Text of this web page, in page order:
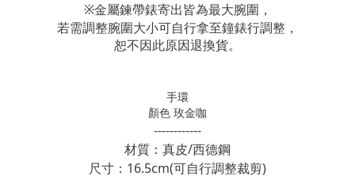
※金屬鍊帶錶寄出皆為最大腕圍，
若需調整腕圍大小可自行拿至鐘錶行調整，
恕不因此原因退換貨。
手環
顏色 玫金咖
------------
材質：真皮/西德鋼
尺寸：16.5cm(可自行調整裁剪)